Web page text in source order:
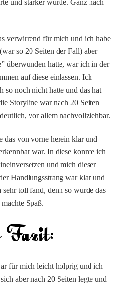
und stärker wurde. Ganz nach
verwirrend für mich und ich habe
so 20 Seiten der Fall) aber
überwunden hatte, war ich in der
auf diese einlassen. Ich
so noch nicht hatte und das hat
Storyline war nach 20 Seiten
vor allem nachvollziehbar.
das von vorne herein klar und
war. In diese konnte ich
und mich dieser
Handlungsstrang war klar und
sehr toll fand, denn so wurde das
Spaß.
für mich leicht holprig und ich
aber nach 20 Seiten legte und